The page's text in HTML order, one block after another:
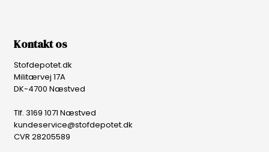
Kontakt os
Stofdepotet.dk
Militærvej 17A
DK-4700 Næstved
Tlf. 3169 1071 Næstved
kundeservice@stofdepotet.dk
CVR 28205589